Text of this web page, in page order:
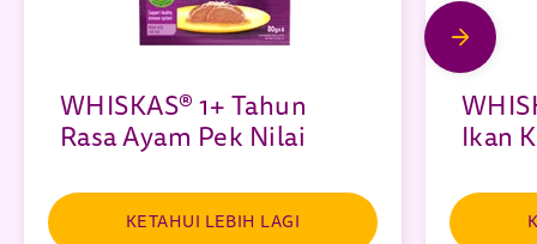
WHISKAS® 1+ Tahun
Rasa Ayam Pek Nilai
KETAHUI LEBIH LAGI
Ikan